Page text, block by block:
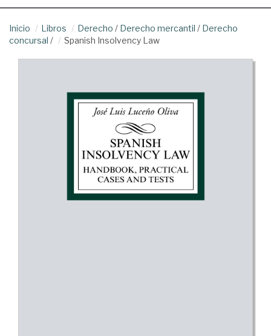
Inicio Libros Derecho / Derecho mercantil / Derecho
concursal / Spanish Insolvency Law